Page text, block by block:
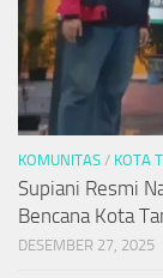
KOMUNITAS / KOTA
Supiani Resmi
Bencana Kota
DESEMBER 27, 2025